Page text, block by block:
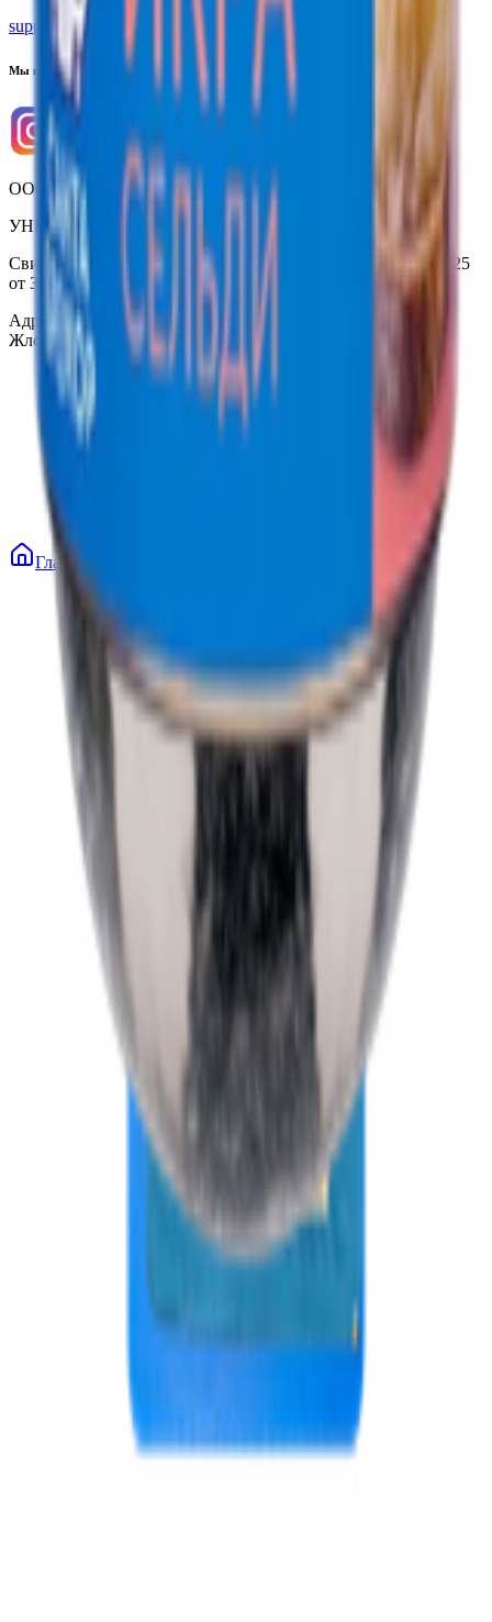
support@yoda.by
Мы в соцсетях
ООО «Торговая сеть «Продмир»
УНП 490314725
Свидетельство о государственной регистрации № 490314725
от 30.05.2003г выдано Гомельским облисполкомом
Адрес: 247210, Республика Беларусь, Гомельская обл., г.
Жлобин, ул. Козлова 2-А
Главная